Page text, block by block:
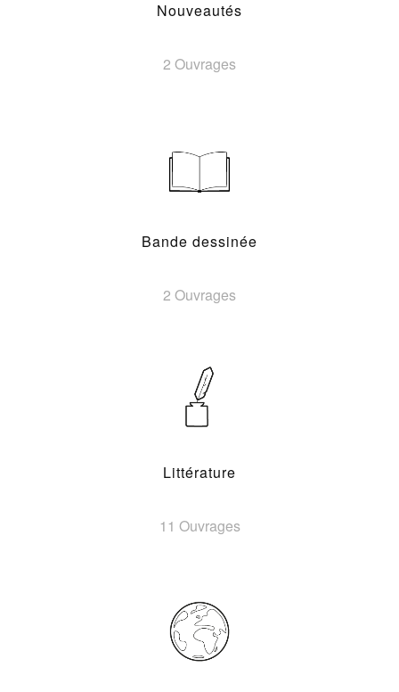
Nouveautés
2 Ouvrages
Bande dessinée
2 Ouvrages
Littérature
11 Ouvrages